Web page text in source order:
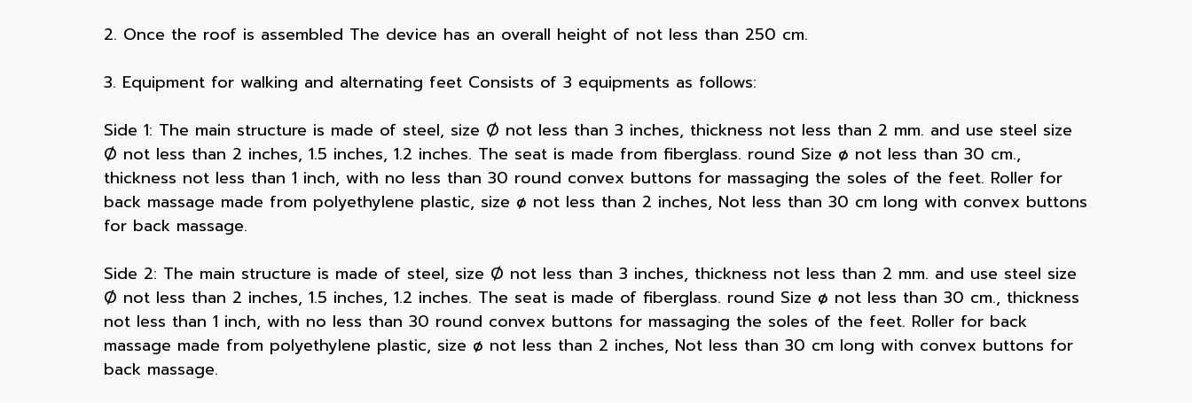
2. Once the roof is assembled The device has an overall height of not less than 250 cm.
3. Equipment for walking and alternating feet Consists of 3 equipments as follows:
Side 1: The main structure is made of steel, size Ø not less than 3 inches, thickness not less than 2 mm. and use steel size
Ø not less than 2 inches, 1.5 inches, 1.2 inches. The seat is made from fiberglass. round Size ø not less than 30 cm.,
thickness not less than 1 inch, with no less than 30 round convex buttons for massaging the soles of the feet. Roller for
back massage made from polyethylene plastic, size ø not less than 2 inches, Not less than 30 cm long with convex buttons
for back massage.
Side 2: The main structure is made of steel, size Ø not less than 3 inches, thickness not less than 2 mm. and use steel size
Ø not less than 2 inches, 1.5 inches, 1.2 inches. The seat is made of fiberglass. round Size ø not less than 30 cm., thickness
not less than 1 inch, with no less than 30 round convex buttons for massaging the soles of the feet. Roller for back
massage made from polyethylene plastic, size ø not less than 2 inches, Not less than 30 cm long with convex buttons for
back massage.